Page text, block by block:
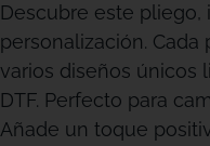
Descubre este pliego,
personalización.
varios diseños únicos
DTF. Perfecto para
Añade un toque